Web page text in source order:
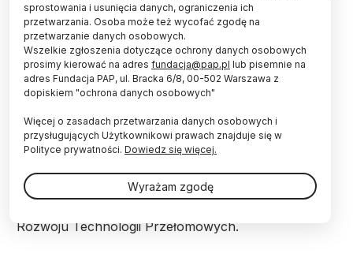
25.08.2025. Rzecznik prezydenta RP Rafał Leśkiewicz.
PAP/Leszek Szymański
Prezentacja prezydenckiego projektu ustawy w
sprawie utworzenia Funduszu Rozwoju
Technologii Przełomowych odbędzie się w piątek
w Centrum Innowacji Uniwersytetu
Warszawskiego - zapowiedział rzecznik
prezydenta Rafał Leśkiewicz.
W programie "Tłit" Wirtualnej Polski Leśkiewicz był
pytany m.in. o zapowiadany przez prezydenta
Rozwoju Technologii Przełomowych.
sprostowania i usunięcia danych, ograniczenia ich
przetwarzania. Osoba może też wycofać zgodę na
przetwarzanie danych osobowych.
Wszelkie zgłoszenia dotyczące ochrony danych osobowych
prosimy kierować na adres fundacja@pap.pl lub pisemnie na
adres Fundacja PAP, ul. Bracka 6/8, 00-502 Warszawa z
dopiskiem "ochrona danych osobowych"
Więcej o zasadach przetwarzania danych osobowych i
przysługujących Użytkownikowi prawach znajduje się w
Polityce prywatności. Dowiedz się więcej.
Wyrażam zgodę